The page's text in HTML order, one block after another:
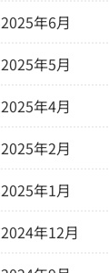
2025年6月
2025年5月
2025年4月
2025年2月
2025年1月
2024年12月